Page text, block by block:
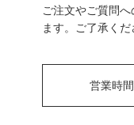
ご注文やご質問
ます。ご了承くだ
営業時